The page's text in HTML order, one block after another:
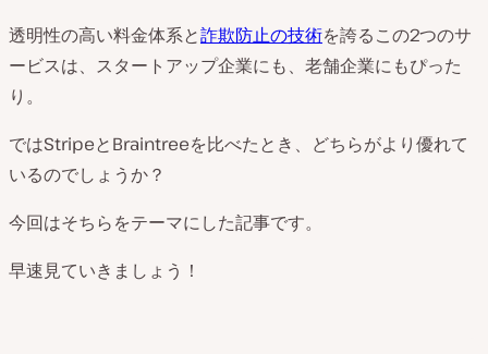
透明性の高い料金体系と詐欺防止の技術を誇るこの2つのサ
ービスは、スタートアップ企業にも、老舗企業にもぴった
り。
ではStripeとBraintreeを比べたとき、どちらがより優れて
いるのでしょうか？
今回はそちらをテーマにした記事です。
早速見ていきましょう！